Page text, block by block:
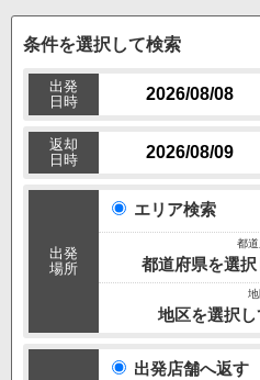
条件を選択して検索
出発
日時
返却
日時
出発
場所
エリア検索
都道府県を選択
地区を選択し
出発店舗へ返す